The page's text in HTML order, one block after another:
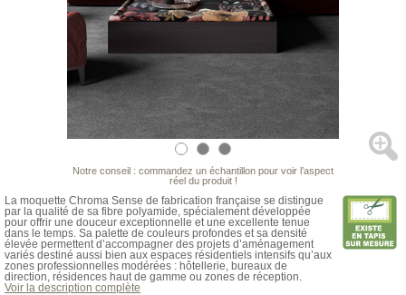
Notre conseil : commandez un échantillon pour voir l’aspect
réel du produit !
La moquette Chroma Sense de fabrication française se distingue
par la qualité de sa fibre polyamide, spécialement développée
pour offrir une douceur exceptionnelle et une excellente tenue
dans le temps. Sa palette de couleurs profondes et sa densité
élevée permettent d’accompagner des projets d’aménagement
variés destiné aussi bien aux espaces résidentiels intensifs qu’aux
zones professionnelles modérées : hôtellerie, bureaux de
direction, résidences haut de gamme ou zones de réception.
Voir la description complète